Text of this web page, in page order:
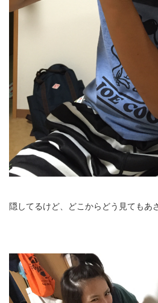
隠してるけど、どこからどう見てもあ